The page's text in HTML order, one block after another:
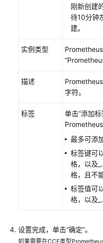
观
标
控
刚新创建
待10分钟
建。
实例类型
描述
字符。
标签
单击“添加
Prometheus
最多可添
标签键可
格，以及
格，且不
标签值可
格，以及
设置完成，单击“确定”。
如果需要在CCE类型